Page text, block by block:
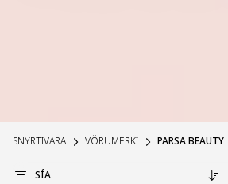
SNYRTIVARA VÖRUMERKI PARSA BEAUTY
SÍA